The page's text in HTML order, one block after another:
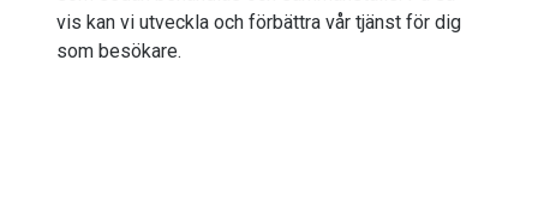
vis kan vi utveckla och förbättra vår tjänst för dig
som besökare.